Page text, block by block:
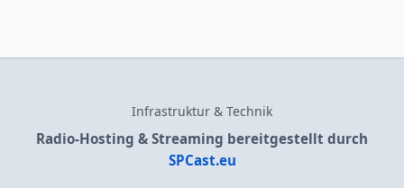
Infrastruktur & Technik
Radio-Hosting & Streaming bereitgestellt durch
SPCast.eu